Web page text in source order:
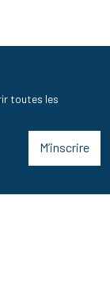
toutes les
M’inscrire